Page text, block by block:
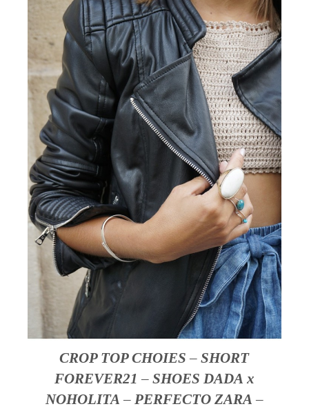
CROP TOPCHOIES –SHORT
FOREVER21 – SHOES DADA x
NOHOLITA – PERFECTO ZARA –